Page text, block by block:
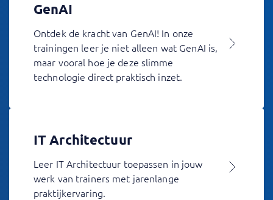
GenAI
Ontdek de kracht van GenAI! In onze
trainingen leer je niet alleen wat GenAI is,
maar vooral hoe je deze slimme
technologie direct praktisch inzet.
IT Architectuur
Leer IT Architectuur toepassen in jouw
werk van trainers met jarenlange
praktijkervaring.